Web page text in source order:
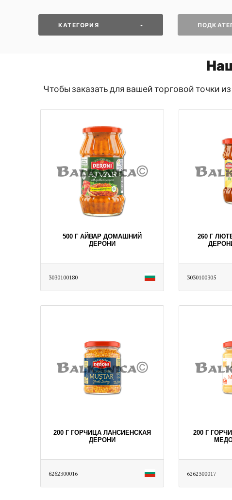
КАТЕГОРИЯ
Чтобы заказать для вашей торговой точки
500 Г АЙВАР ДОМАШНИЙ
ДЕРОНИ
3030100180
260 Г
3030100305
200 Г ГОРЧИЦА ЛАНСИЕНСКАЯ
ДЕРОНИ
6262300016
200 Г
6262300017